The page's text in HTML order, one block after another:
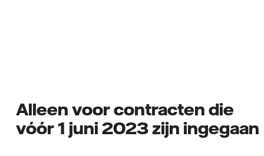
Alleen voor contracten die
vóór 1 juni 2023 zijn ingegaan